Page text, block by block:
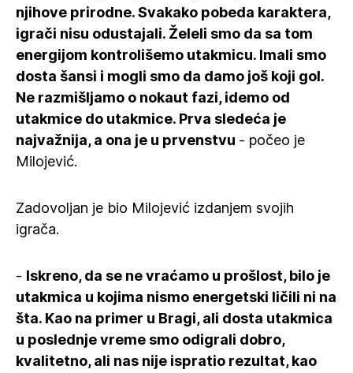
njihove prirodne. Svakako pobeda karaktera,
igrači nisu odustajali. Želeli smo da sa tom
energijom kontrolišemo utakmicu. Imali smo
dosta šansi i mogli smo da damo još koji gol.
Ne razmišljamo o nokaut fazi, idemo od
utakmice do utakmice. Prva sledeća je
najvažnija, a ona je u prvenstvu - počeo je
Milojević.
Zadovoljan je bio Milojević izdanjem svojih
igrača.
- Iskreno, da se ne vraćamo u prošlost, bilo je
utakmica u kojima nismo energetski ličili ni na
šta. Kao na primer u Bragi, ali dosta utakmica
u poslednje vreme smo odigrali dobro,
kvalitetno, ali nas nije ispratio rezultat, kao